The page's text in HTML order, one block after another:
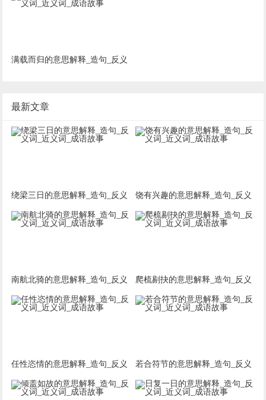
满载而归的意思解释_造句_反义
最新文章
绕梁三日的意思解释_造句_反义
词_近义词_成语故事
饶有兴趣的意思解释_造句_反义
词_近义词_成语故事
南航北骑的意思解释_造句_反义
词_近义词_成语故事
爬梳剔抉的意思解释_造句_反义
词_近义词_成语故事
任性恣情的意思解释_造句_反义
词_近义词_成语故事
若合符节的意思解释_造句_反义
词_近义词_成语故事